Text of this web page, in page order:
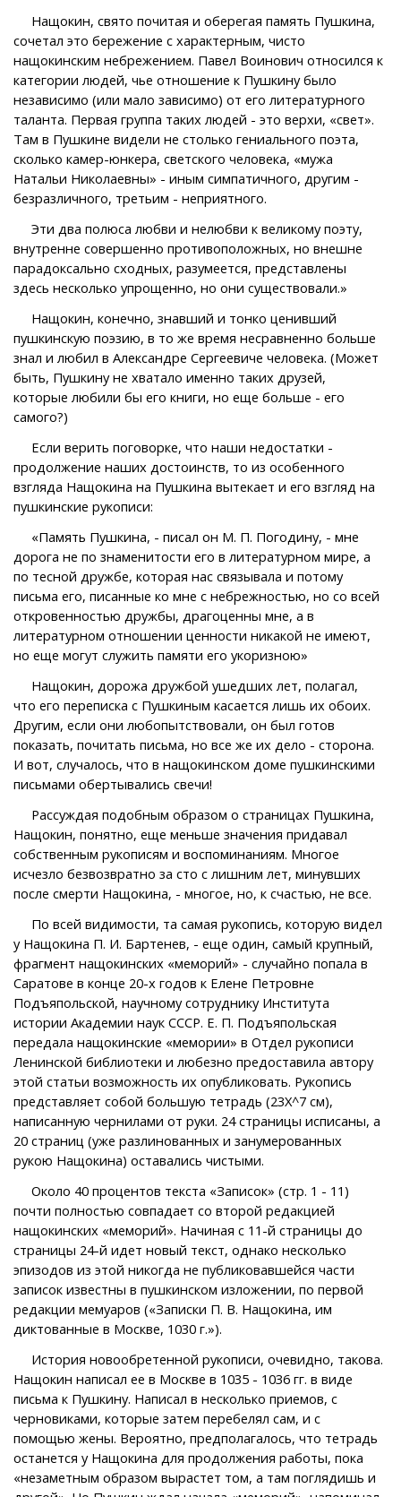
Нащокин, свято почитая и оберегая память Пушкина,
сочетал это бережение с характерным, чисто
нащокинским небрежением. Павел Воинович относился к
категории людей, чье отношение к Пушкину было
независимо (или мало зависимо) от его литературного
таланта. Первая группа таких людей - это верхи, «свет».
Там в Пушкине видели не столько гениального поэта,
сколько камер-юнкера, светского человека, «мужа
Натальи Николаевны» - иным симпатичного, другим -
безразличного, третьим - неприятного.
Эти два полюса любви и нелюбви к великому поэту,
внутренне совершенно противоположных, но внешне
парадоксально сходных, разумеется, представлены
здесь несколько упрощенно, но они существовали.»
Нащокин, конечно, знавший и тонко ценивший
пушкинскую поэзию, в то же время несравненно больше
знал и любил в Александре Сергеевиче человека. (Может
быть, Пушкину не хватало именно таких друзей,
которые любили бы его книги, но еще больше - его
самого?)
Если верить поговорке, что наши недостатки -
продолжение наших достоинств, то из особенного
взгляда Нащокина на Пушкина вытекает и его взгляд на
пушкинские рукописи:
«Память Пушкина, - писал он М. П. Погодину, - мне
дорога не по знаменитости его в литературном мире, а
по тесной дружбе, которая нас связывала и потому
письма его, писанные ко мне с небрежностью, но со всей
откровенностью дружбы, драгоценны мне, а в
литературном отношении ценности никакой не имеют,
но еще могут служить памяти его укоризною»
Нащокин, дорожа дружбой ушедших лет, полагал,
что его переписка с Пушкиным касается лишь их обоих.
Другим, если они любопытствовали, он был готов
показать, почитать письма, но все же их дело - сторона.
И вот, случалось, что в нащокинском доме пушкинскими
письмами обертывались свечи!
Рассуждая подобным образом о страницах Пушкина,
Нащокин, понятно, еще меньше значения придавал
собственным рукописям и воспоминаниям. Многое
исчезло безвозвратно за сто с лишним лет, минувших
после смерти Нащокина, - многое, но, к счастью, не все.
По всей видимости, та самая рукопись, которую видел
у Нащокина П. И. Бартенев, - еще один, самый крупный,
фрагмент нащокинских «меморий» - случайно попала в
Саратове в конце 20-х годов к Елене Петровне
Подъяпольской, научному сотруднику Института
истории Академии наук СССР. Е. П. Подъяпольская
передала нащокинские «мемории» в Отдел рукописи
Ленинской библиотеки и любезно предоставила автору
этой статьи возможность их опубликовать. Рукопись
представляет собой большую тетрадь (23X^7 см),
написанную чернилами от руки. 24 страницы исписаны, а
20 страниц (уже разлинованных и занумерованных
рукою Нащокина) оставались чистыми.
Около 40 процентов текста «Записок» (стр. 1 - 11)
почти полностью совпадает со второй редакцией
нащокинских «меморий». Начиная с 11-й страницы до
страницы 24-й идет новый текст, однако несколько
эпизодов из этой никогда не публиковавшейся части
записок известны в пушкинском изложении, по первой
редакции мемуаров («Записки П. В. Нащокина, им
диктованные в Москве, 1030 г.»).
История новообретенной рукописи, очевидно, такова.
Нащокин написал ее в Москве в 1035 - 1036 гг. в виде
письма к Пушкину. Написал в несколько приемов, с
черновиками, которые затем перебелял сам, и с
помощью жены. Вероятно, предполагалось, что тетрадь
останется у Нащокина для продолжения работы, пока
«незаметным образом вырастет том, а там поглядишь и